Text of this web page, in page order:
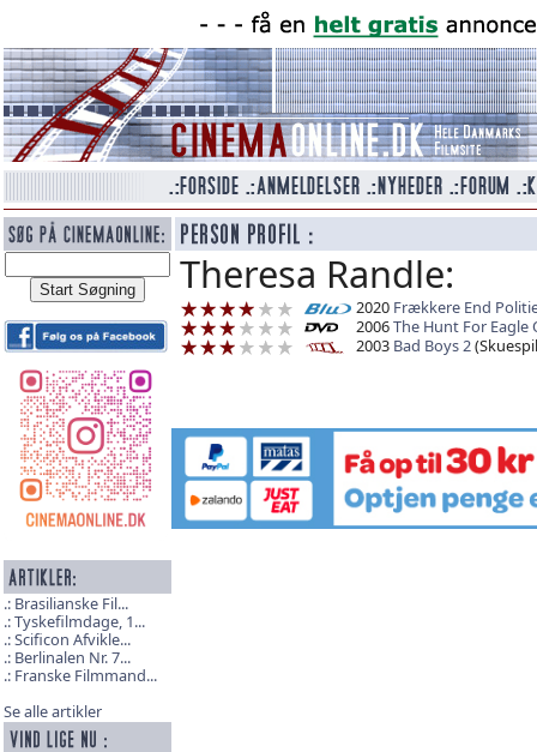
Brasilianske Fil...
Tyskefilmdage, 1...
Scificon Afvikle...
Berlinalen Nr. 7...
Franske Filmmand...
Se alle artikler
Theresa Randle:
2020 Frækkere End
2006The Hunt For Eagle
2003 Bad Boys 2